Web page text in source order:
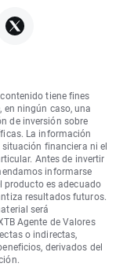
tiene fines
ningún caso, una
de inversión sobre
La información
financiera ni el
Antes de invertir
informarse
producto es adecuado
resultados futuros.
será
Agente de Valores
o indirectas,
derivados del